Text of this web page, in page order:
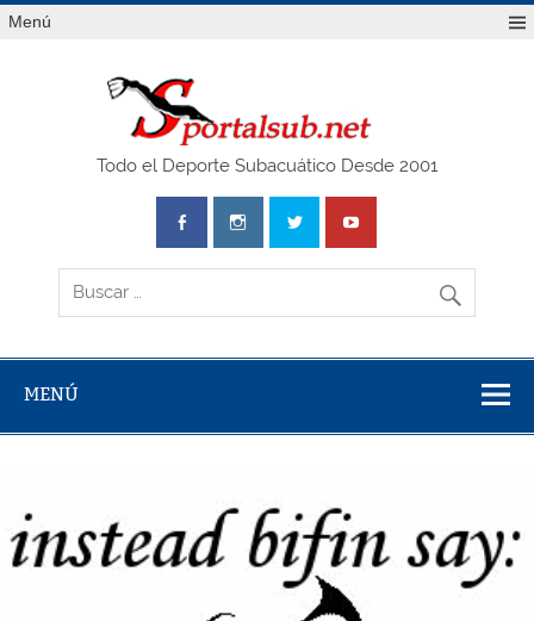
Saltar
alMenú
Todo el Deporte Subacuático Desde 2001
MENÚ